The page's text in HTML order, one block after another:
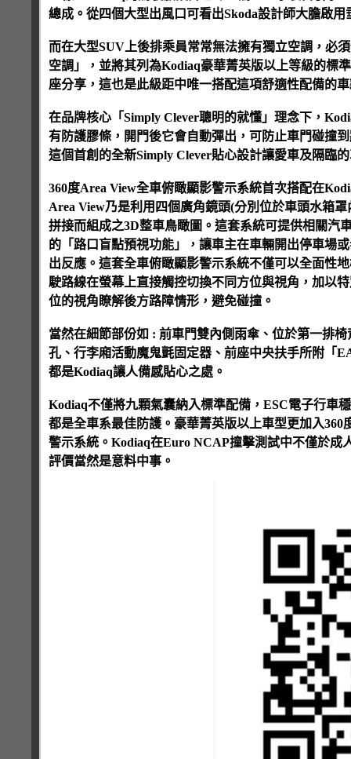
總成。從四個大型出風口可看出Skoda設計師大膽啟
而在大型SUV上後排乘員常常無法擁有獨立空調，必
空調」，並將其列為Kodiaq豪華菁英版以上等級的標
座分享，這也是此級距中唯一搭配這項舒適性配備的
在品牌核心「Simply Clever聰明的就懂」理念下，
有防護膠條，開門後它會自動彈出，可防止車門碰撞
這個首創的全新Simply Clever貼心設計讓愛車及隔臨
360度Area View全車俯瞰顯影警示系統首次搭配在
Area View乃是利用四個廣角鏡頭(分別位於車頭水箱
拼接而組成之3D整車鳥瞰圖。這套系統可提供相關汽
的「路口盲點預視功能」，讓車主在車輛開出停車場
出反應。這套全車俯瞰顯影警示系統不僅可以全面性
駛路線在螢幕上直接觸控切換不同方位與視角，加以
位的視角瞭解後方路障情形，避免碰撞。
當然在細節部份如 : 前車門雙內側雨傘、位於第一排
孔、行李廂活動魔鬼氈固定器、前座中央扶手所附「
都是Kodiaq讓人備感貼心之處。
Kodiaq不僅將九顆氣囊納入標準配備，ESC電子行車
都是全車系最佳防護。豪華菁英版以上車型更加入
警示系統。Kodiaq在Euro NCAP撞擊測試中不僅於成
評價當然是意料中事。